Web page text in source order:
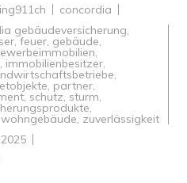
concordia
gebäudeversicherung,
,feuer, gebäude,
,
, immobilienbesitzer,
,
, partner,
, schutz, sturm,
,
wohngebäude, zuverlässigkeit
zu